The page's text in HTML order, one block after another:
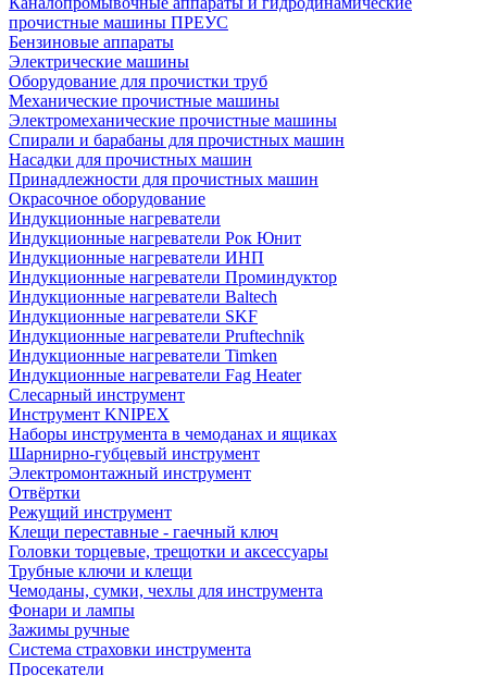
прочистные машины ПРЕУС
Бензиновые аппараты
Электрические машины
Оборудование для прочистки труб
Механические прочистные машины
Электромеханические прочистные машины
Спирали и барабаны для прочистных машин
Насадки для прочистных машин
Принадлежности для прочистных машин
Окрасочное оборудование
Индукционные нагреватели
Индукционные нагреватели Рок Юнит
Индукционные нагреватели ИНП
Индукционные нагреватели Проминдуктор
Индукционные нагреватели Baltech
Индукционные нагреватели SKF
Индукционные нагреватели Pruftechnik
Индукционные нагреватели Timken
Индукционные нагреватели Fag Heater
Слесарный инструмент
Инструмент KNIPEX
Наборы инструмента в чемоданах и ящиках
Шарнирно-губцевый инструмент
Электромонтажный инструмент
Отвёртки
Режущий инструмент
Клещи переставные - гаечный ключ
Головки торцевые, трещотки и аксессуары
Трубные ключи и клещи
Чемоданы, сумки, чехлы для инструмента
Фонари и лампы
Зажимы ручные
Система страховки инструмента
Просекатели